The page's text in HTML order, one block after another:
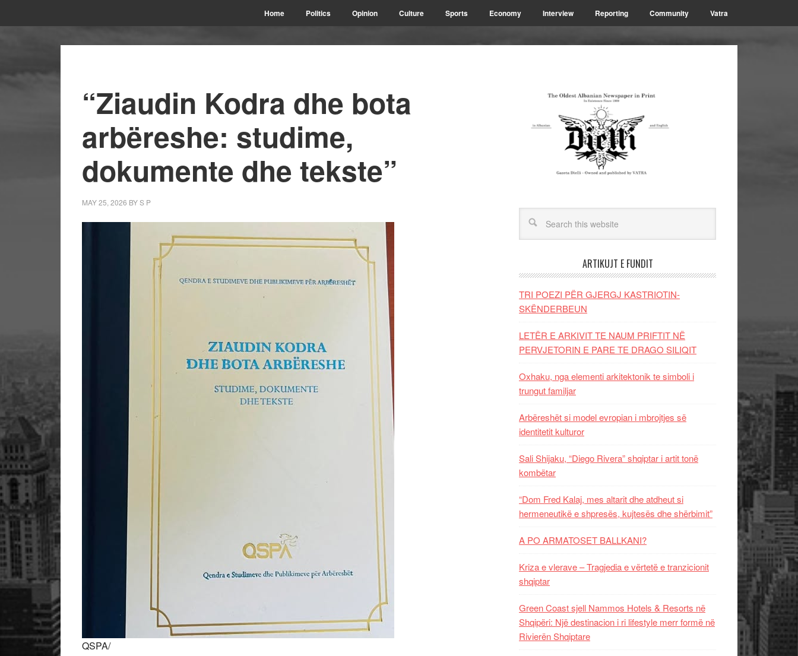
Home Politics Opinion Culture Sports Economy Interview Reporting Community Vatra
“Ziaudin Kodra dhe bota
arbëreshe: studime,
dokumente dhe tekste”
MAY 25, 2026 BYS P
QSPA/
ARTIKUJT E FUNDIT
TRI POEZI PËR GJERGJ KASTRIOTIN-
SKËNDERBEUN
LETËR E ARKIVIT TE NAUM PRIFTIT NË
PERVJETORIN E PARE TE DRAGO SILIQIT
Oxhaku, nga elementi arkitektonik te simboli i
trungut familjar
Arbëreshët si model evropian i mbrojtjes së
identitetit kulturor
Sali Shijaku, “Diego Rivera” shqiptar i artit tonë
kombëtar
“Dom Fred Kalaj, mes altarit dhe atdheut si
hermeneutikë e shpresës, kujtesës dhe shërbimit”
A PO ARMATOSET BALLKANI?
Kriza e vlerave – Tragjedia e vërtetë e tranzicionit
shqiptar
Green Coast sjell Nammos Hotels & Resorts në
Shqipëri: Një destinacion i ri lifestyle merr formë në
Rivierën Shqiptare